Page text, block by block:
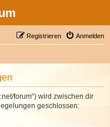
Anmelden
Registrieren
forum“) wird zwischen dir
geschlossen: